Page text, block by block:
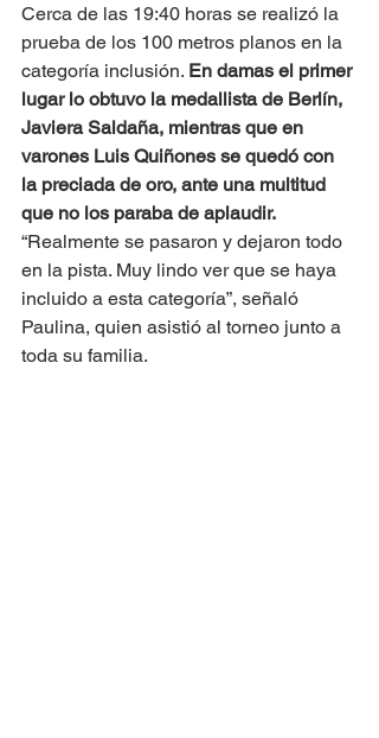
Cerca de las 19:40 horas se realizó la
prueba de los 100 metros planos en la
categoría inclusión. En damas el primer
lugar lo obtuvo la medallista de Berlín,
Javiera Saldaña, mientras que en
varones Luis Quiñones se quedó con
la preciada de oro, ante una multitud
que no los paraba de aplaudir.
“Realmente se pasaron y dejaron todo
en la pista. Muy lindo ver que se haya
incluido a esta categoría”, señaló
Paulina, quien asistió al torneo junto a
toda su familia.